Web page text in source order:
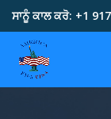
content
ਸਾਨੂੰ ਕਾਲ ਕਰੋ: +1